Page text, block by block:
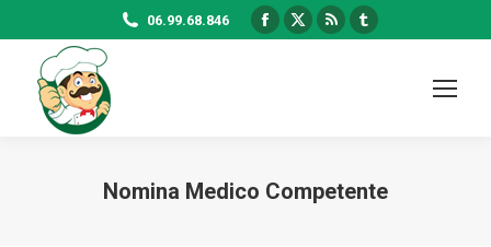
06.99.68.846
Facebook
X
Rss Tumblr
Nomina Medico Competente